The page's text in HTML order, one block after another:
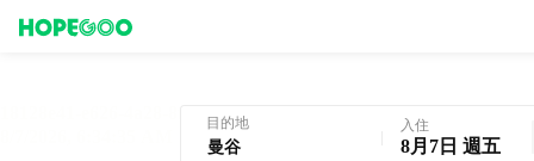
目的地 入住
8月7日 週五